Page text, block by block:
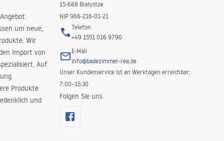
um neue,
Wir
Import von
Auf
Produkte
und
15-688 Białystok
NIP 966-216-01-21
Telefon
+49 1551 016 9790
E-Mail
info@badezimmer-rea.de
Unser Kundenservice ist an Werktagen erreichbar:
7:00–15:30
Folgen Sie uns